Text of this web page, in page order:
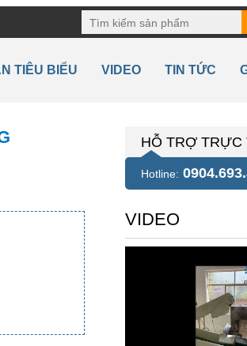
TIÊU BIỂU VIDEO TIN TỨC
HỖ TRỢ TRỰC
Hotline:
VIDEO